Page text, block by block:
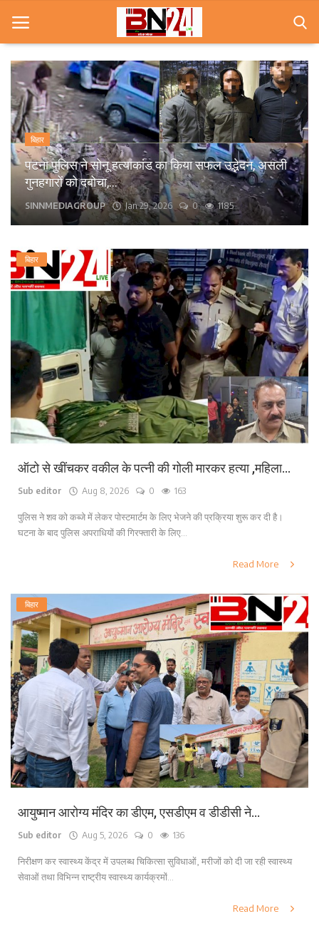
Home
खबरे
खेल
करियर
स्त्री
राज्य
कृषि
मूवी मसाला
लाइफ स्टाइल
पर्यटन
धर्म
अन्य
बिहार
पटना पुलिस ने सोनू हत्याकांड का किया सफल उद्भेदन, असली
गुनहगारों को दबोचा,...
SINNMEDIAGROUP Jan 29, 2026 0 1185
बिहार
ऑटो से खींचकर वकील के पत्नी की गोली मारकर हत्या ,महिला...
Sub editor Aug 8, 2026 0 163
पुलिस ने शव को कब्जे में लेकर पोस्टमार्टम के लिए भेजने की प्रक्रिया शुरू कर दी है।
घटना के बाद पुलिस अपराधियों की गिरफ्तारी के लिए...
Read More
बिहार
आयुष्मान आरोग्य मंदिर का डीएम, एसडीएम व डीडीसी ने...
Sub editor Aug 5, 2026 0 136
निरीक्षण कर स्वास्थ्य केंद्र में उपलब्ध चिकित्सा सुविधाओं, मरीजों को दी जा रही स्वास्थ्य
सेवाओं तथा विभिन्न राष्ट्रीय स्वास्थ्य कार्यक्रमों...
Read More